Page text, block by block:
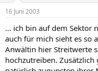
16 Juni 2003
... ich bin auf dem Sektor
auch für mich sieht es so
Anwältin hier Streitwerte
hochzutreiben.